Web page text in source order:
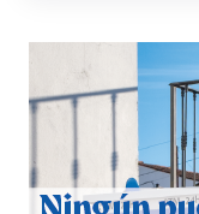
CUARTA
2026